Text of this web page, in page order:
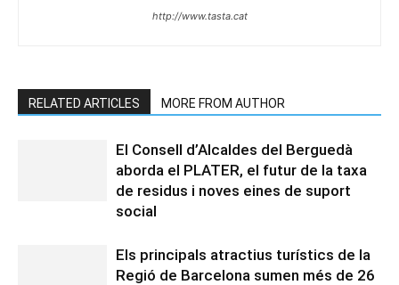
http://www.tasta.cat
RELATED ARTICLES MORE FROM AUTHOR
El Consell d’Alcaldes del Berguedà
aborda el PLATER, el futur de la taxa
de residus i noves eines de suport
social
Els principals atractius turístics de la
Regió de Barcelona sumen més de 26